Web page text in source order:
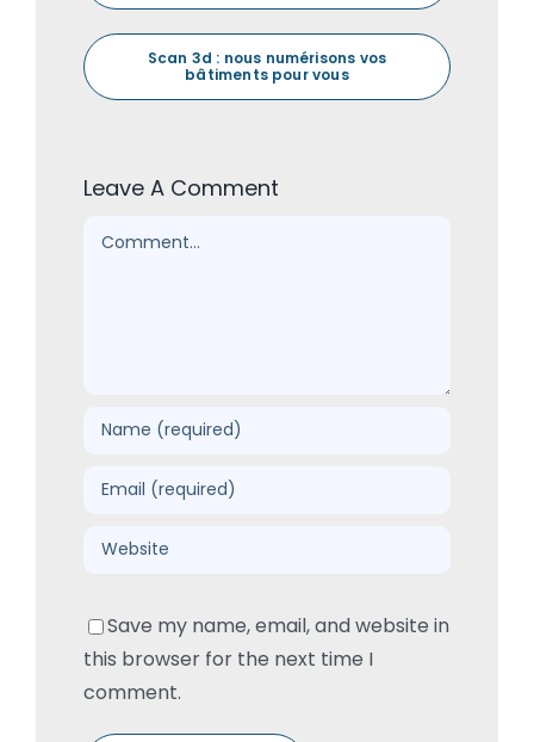
Scan 3d : nous numérisons vos
bâtiments pour vous
Leave A Comment
Comment
Save my name, email, and website in
this browser for the next time I
comment.